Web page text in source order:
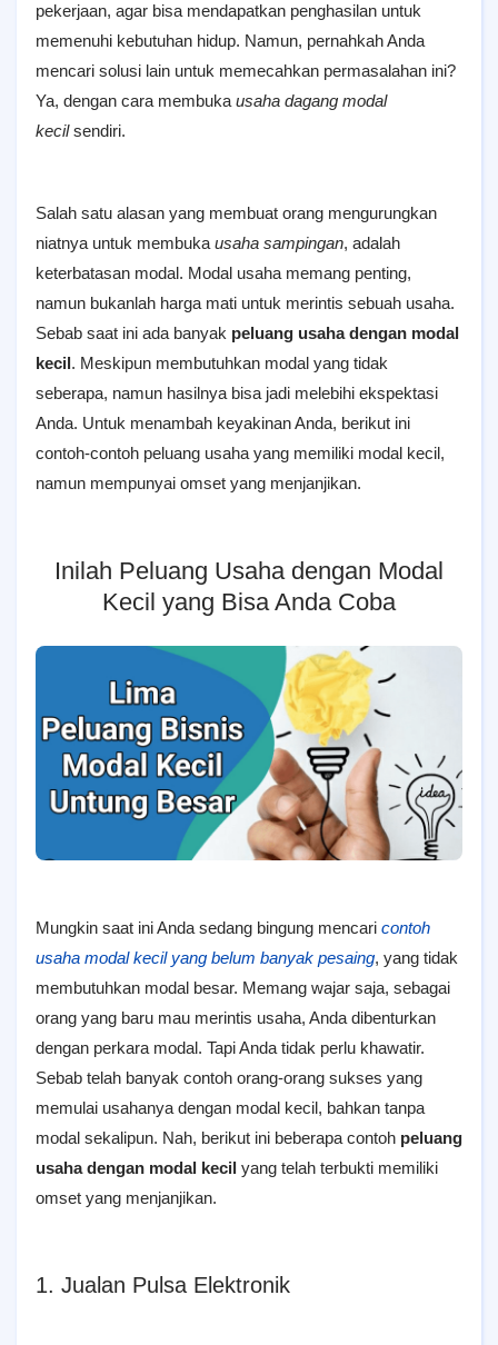
pekerjaan, agar bisa mendapatkan penghasilan untuk
memenuhi kebutuhan hidup. Namun, pernahkah Anda
mencari solusi lain untuk memecahkan permasalahan ini?
Ya, dengan cara membuka usaha dagang modal
kecilsendiri.
Salah satu alasan yang membuat orang mengurungkan
niatnya untuk membuka usaha sampingan, adalah
keterbatasan modal. Modal usaha memang penting,
namun bukanlah harga mati untuk merintis sebuah usaha.
Sebab saat ini ada banyak peluang usaha dengan modal
kecil. Meskipun membutuhkan modal yang tidak
seberapa, namun hasilnya bisa jadi melebihi ekspektasi
Anda. Untuk menambah keyakinan Anda, berikut ini
contoh-contoh peluang usaha yang memiliki modal kecil,
namun mempunyai omset yang menjanjikan.
Inilah Peluang Usaha dengan Modal
Kecil yang Bisa Anda Coba
Mungkin saat ini Anda sedang bingung mencari contoh
usaha modal kecil yang belum banyak pesaing, yang tidak
membutuhkan modal besar. Memang wajar saja, sebagai
orang yang baru mau merintis usaha, Anda dibenturkan
dengan perkara modal. Tapi Anda tidak perlu khawatir.
Sebab telah banyak contoh orang-orang sukses yang
memulai usahanya dengan modal kecil, bahkan tanpa
modal sekalipun. Nah, berikut ini beberapa contoh peluang
usaha dengan modal kecil yang telah terbukti memiliki
omset yang menjanjikan.
1. Jualan Pulsa Elektronik